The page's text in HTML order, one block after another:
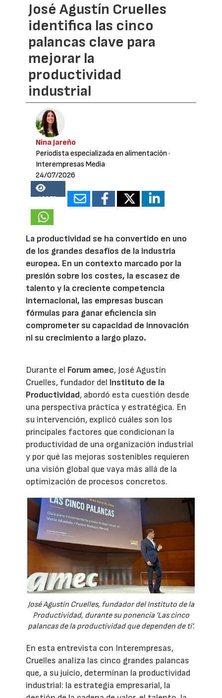
José Agustín Cruelles
identifica las cinco
palancas clave para
mejorar la
productividad
industrial
Nina Jareño
Periodista especializada en alimentación ·
Interempresas Media
24/07/2026
18873
La productividad se ha convertido en uno
de los grandes desafíos de la industria
europea. En un contexto marcado por la
presión sobre los costes, la escasez de
talento y la creciente competencia
internacional, las empresas buscan
fórmulas para ganar eficiencia sin
comprometer su capacidad de innovación
ni su crecimiento a largo plazo.
Durante el Forum amec, José Agustín
Cruelles, fundador del Instituto de la
Productividad, abordó esta cuestión desde
una perspectiva práctica y estratégica. En
su intervención, explicó cuáles son los
principales factores que condicionan la
productividad de una organización industrial
y por qué las mejoras sostenibles requieren
una visión global que vaya más allá de la
optimización de procesos concretos.
José Agustín Cruelles, fundador del Instituto de la
Productividad, durante su ponencia 'Las cinco
palancas de la productividad que dependen de ti'.
En esta entrevista con Interempresas,
Cruelles analiza las cinco grandes palancas
que, a su juicio, determinan la productividad
industrial: la estrategia empresarial, la